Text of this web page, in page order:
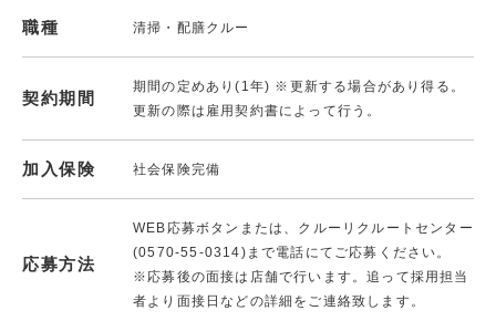
職種 清掃・配膳クルー
契約期間
期間の定めあり(1年) ※更新する場合があり得る。
更新の際は雇用契約書によって行う。
加入保険 社会保険完備
応募方法
WEB応募ボタンまたは、クルーリクルートセンター
(0570-55-0314)まで電話にてご応募ください。
※応募後の面接は店舗で行います。追って採用担当
者より面接日などの詳細をご連絡致します。